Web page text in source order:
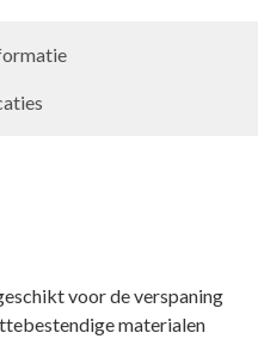
voor de verspaning
materialen